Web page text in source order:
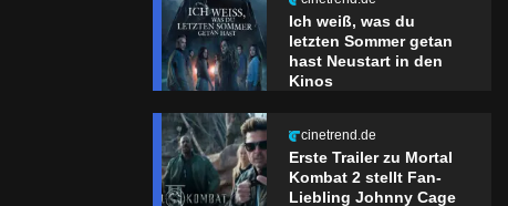
Ich weiß, was du
letzten Sommer getan
hast Neustart in den
Kinos
cinetrend.de
Erste Trailer zu Mortal
Kombat 2 stellt Fan-
Liebling Johnny Cage